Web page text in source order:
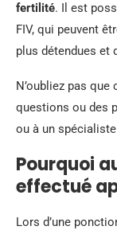
fertilité. Il est
FIV, qui peuvent
plus détendues et
N’oubliez pas
questions ou des
ou à un
Pourquoi
effectué
Lors d’une